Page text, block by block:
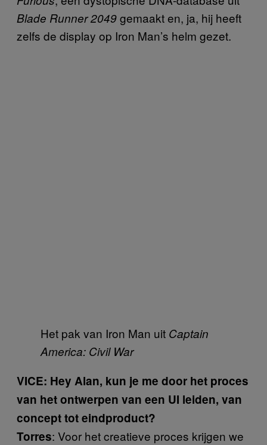
Blade Runner 2049gemaakt en, ja, hij heeft
zelfs de display op Iron Man’s helm gezet.
Het pak van Iron Man uit Captain
America: Civil War
VICE: Hey Alan, kun je me door het proces
van het ontwerpen van een UI leiden, van
concept tot eindproduct?
Torres: Voor het creatieve proces krijgen we